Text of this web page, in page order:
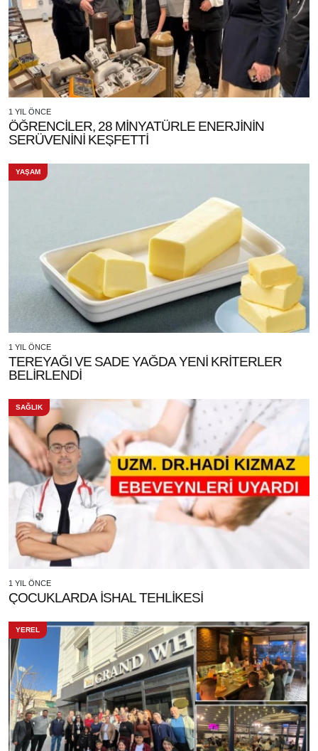
1 YIL ÖNCE
ÖĞRENCİLER, 28 MİNYATÜRLE ENERJİNİN
SERÜVENİNİ KEŞFETTİ
YAŞAM
1 YIL ÖNCE
TEREYAĞI VE SADE YAĞDA YENİ KRİTERLER
BELİRLENDİ
SAĞLIK
1 YIL ÖNCE
ÇOCUKLARDA İSHAL TEHLİKESİ
YEREL